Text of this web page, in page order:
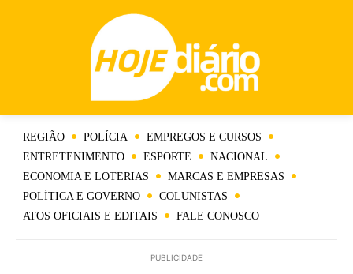
REGIÃO POLÍCIA
EMPREGOS E CURSOS
ENTRETENIMENTO
ESPORTE
NACIONAL
ECONOMIA E LOTERIAS
MARCAS E EMPRESAS
POLÍTICA E GOVERNO
COLUNISTAS
ATOS OFICIAIS E EDITAIS
FALE CONOSCO
PUBLICIDADE